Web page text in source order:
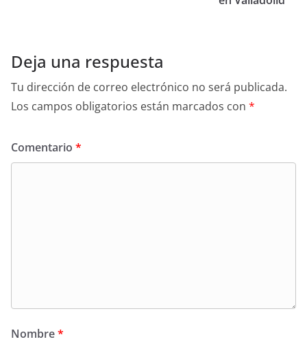
Deja una respuesta
Tu dirección de correo electrónico no será publicada.
Los campos obligatorios están marcados con *
Comentario *
Nombre*